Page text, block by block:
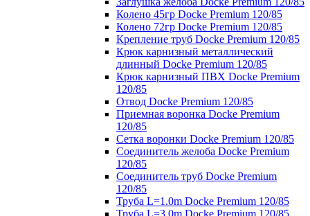
Колено 45гр Docke Premium 120/85
Колено 72гр Docke Premium 120/85
Крепление труб Docke Premium 120/85
Крюк карнизный металлический
длинный Docke Premium 120/85
Крюк карнизный ПВХ Docke Premium
120/85
Отвод Docke Premium 120/85
Приемная воронка Docke Premium
120/85
Сетка воронки Docke Premium 120/85
Соединитель желоба Docke Premium
120/85
Соединитель труб Docke Premium
120/85
Труба L=1.0m Docke Premium 120/85
Труба L=3,0m Docke Premium 120/85